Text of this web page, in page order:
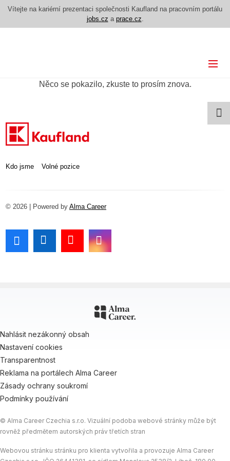
Vítejte na kariérní prezentaci společnosti Kaufland na pracovním portálu
jobs.cz a prace.cz
Kdo jsmeNěco se pokazilo, zkuste to prosím znova.
Kdo jsme Volné pozice
© 2026 | Powered by Alma Career
Nahlásit nezákonný obsah
Nastavení cookies
Transparentnost
Reklama na portálech Alma Career
Zásady ochrany soukromí
Podmínky používání
© Alma Career Czechia s.r.o. Vizuální podoba webové stránky může být
rovněž předmětem autorských práv třetích stran
Webovou stránku stránku pro klienta vytvořila a provozuje Alma Career